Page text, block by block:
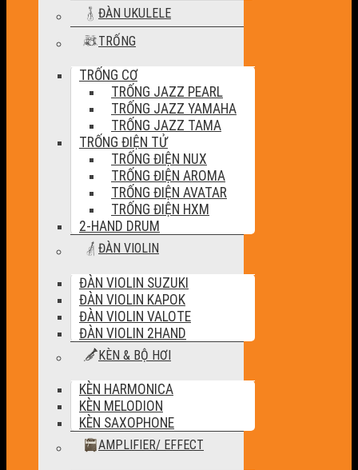
ĐÀN UKULELE
TRỐNG
TRỐNG CƠ
TRỐNG JAZZ PEARL
TRỐNG JAZZ YAMAHA
TRỐNG JAZZ TAMA
TRỐNG ĐIỆN TỬ
TRỐNG ĐIỆN NUX
TRỐNG ĐIỆN AROMA
TRỐNG ĐIỆN AVATAR
TRỐNG ĐIỆN HXM
2-HAND DRUM
ĐÀN VIOLIN
ĐÀN VIOLIN SUZUKI
ĐÀN VIOLIN KAPOK
ĐÀN VIOLIN VALOTE
ĐÀN VIOLIN 2HAND
KÈN & BỘ HƠI
KÈN HARMONICA
KÈN MELODION
KÈN SAXOPHONE
AMPLIFIER/ EFFECT